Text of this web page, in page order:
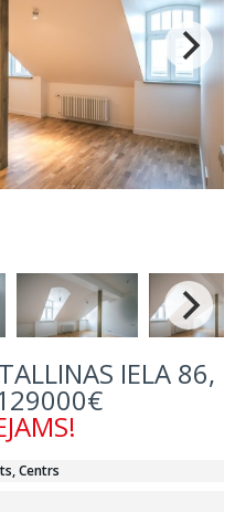
IELA 86,
Centrs